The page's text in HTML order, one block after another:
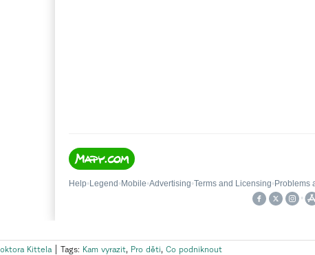
Kittela Tags: Kam vyrazit, Pro děti, Co podniknout